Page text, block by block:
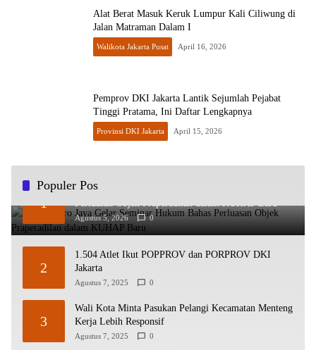
Alat Berat Masuk Keruk Lumpur Kali Ciliwung di
Jalan Matraman Dalam I
Walikota Jakarta Pusat April 16, 2026
Pemprov DKI Jakarta Lantik Sejumlah Pejabat
Tinggi Pratama, Ini Daftar Lengkapnya
Provinsi DKI Jakarta April 15, 2026
Populer Pos
1
Polda Metro Jaya Gelar Seminar Hukum Bahas
Perluasan Objek Praperadilan dalam KUHAP Baru
Agustus 5, 2026 0
2
1.504 Atlet Ikut POPPROV dan PORPROV DKI
Jakarta
Agustus 7, 2025 0
3
Wali Kota Minta Pasukan Pelangi Kecamatan Menteng
Kerja Lebih Responsif
Agustus 7, 2025 0